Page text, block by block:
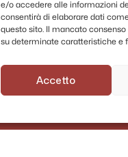
e/o accedere alle informazioni
consentirà di elaborare dati
questo sito. Il mancato
su determinate caratteristiche e
Accetto